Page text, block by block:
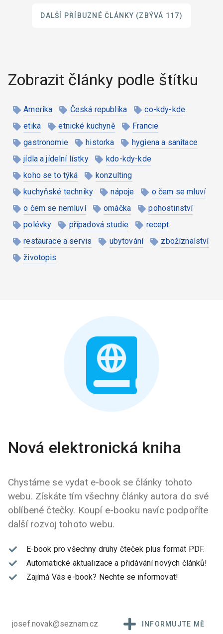
DALŠÍ PŘÍBUZNÉ ČLÁNKY (ZBÝVÁ 117)
Zobrazit články podle štítku
Amerika Česká republika
co-kdy-kde
etika
etnické kuchyně
Francie
gastronomie
historka
hygiena a sanitace
jídla a jídelní lístky
kdo-kdy-kde
koho se to týká
konzulting
kuchyňské techniky
nápoje
o čem se mluví
o čem se nemluví
omáčka
pohostinství
polévky
případová studie
recept
restaurace a servis
ubytování
zbožíznalství
životopis
Nová elektronická kniha
Chystáme se vydat e-book se články tohoto
webu. Získáte tím všechny články autora do své
oblíbené čtečky. Koupí e-booku navíc podpoříte
další rozvoj tohoto webu.
E-book pro všechny druhy čteček plus formát PDF.
Automatické aktualizace a přidávání nových článků!
Zajímá Vás e-book? Nechte se informovat!
INFORMUJTE MĚ